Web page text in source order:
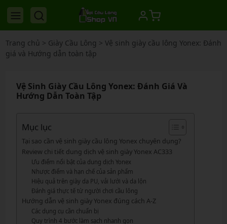
Trang chủ > Giày Cầu Lông > Vệ sinh giày cầu lông Yonex: Đánh
giá và Hướng dẫn toàn tập
Vệ Sinh Giày Cầu Lông Yonex: Đánh Giá Và
Hướng Dẫn Toàn Tập
Mục lục
Tại sao cần vệ sinh giày cầu lông Yonex chuyên dụng?
Review chi tiết dung dịch vệ sinh giày Yonex AC333
Ưu điểm nổi bật của dung dịch Yonex
Nhược điểm và hạn chế của sản phẩm
Hiệu quả trên giày da PU, vải lưới và da lộn
Đánh giá thực tế từ người chơi cầu lông
Hướng dẫn vệ sinh giày Yonex đúng cách A-Z
Các dụng cụ cần chuẩn bị
Quy trình 4 bước làm sạch nhanh gọn